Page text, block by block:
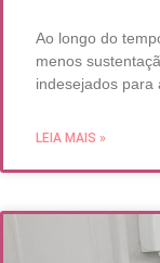
Ao longo do
menos
indesejados para
LEIA MAIS »